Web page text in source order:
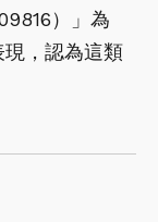
）」為
，認為這類